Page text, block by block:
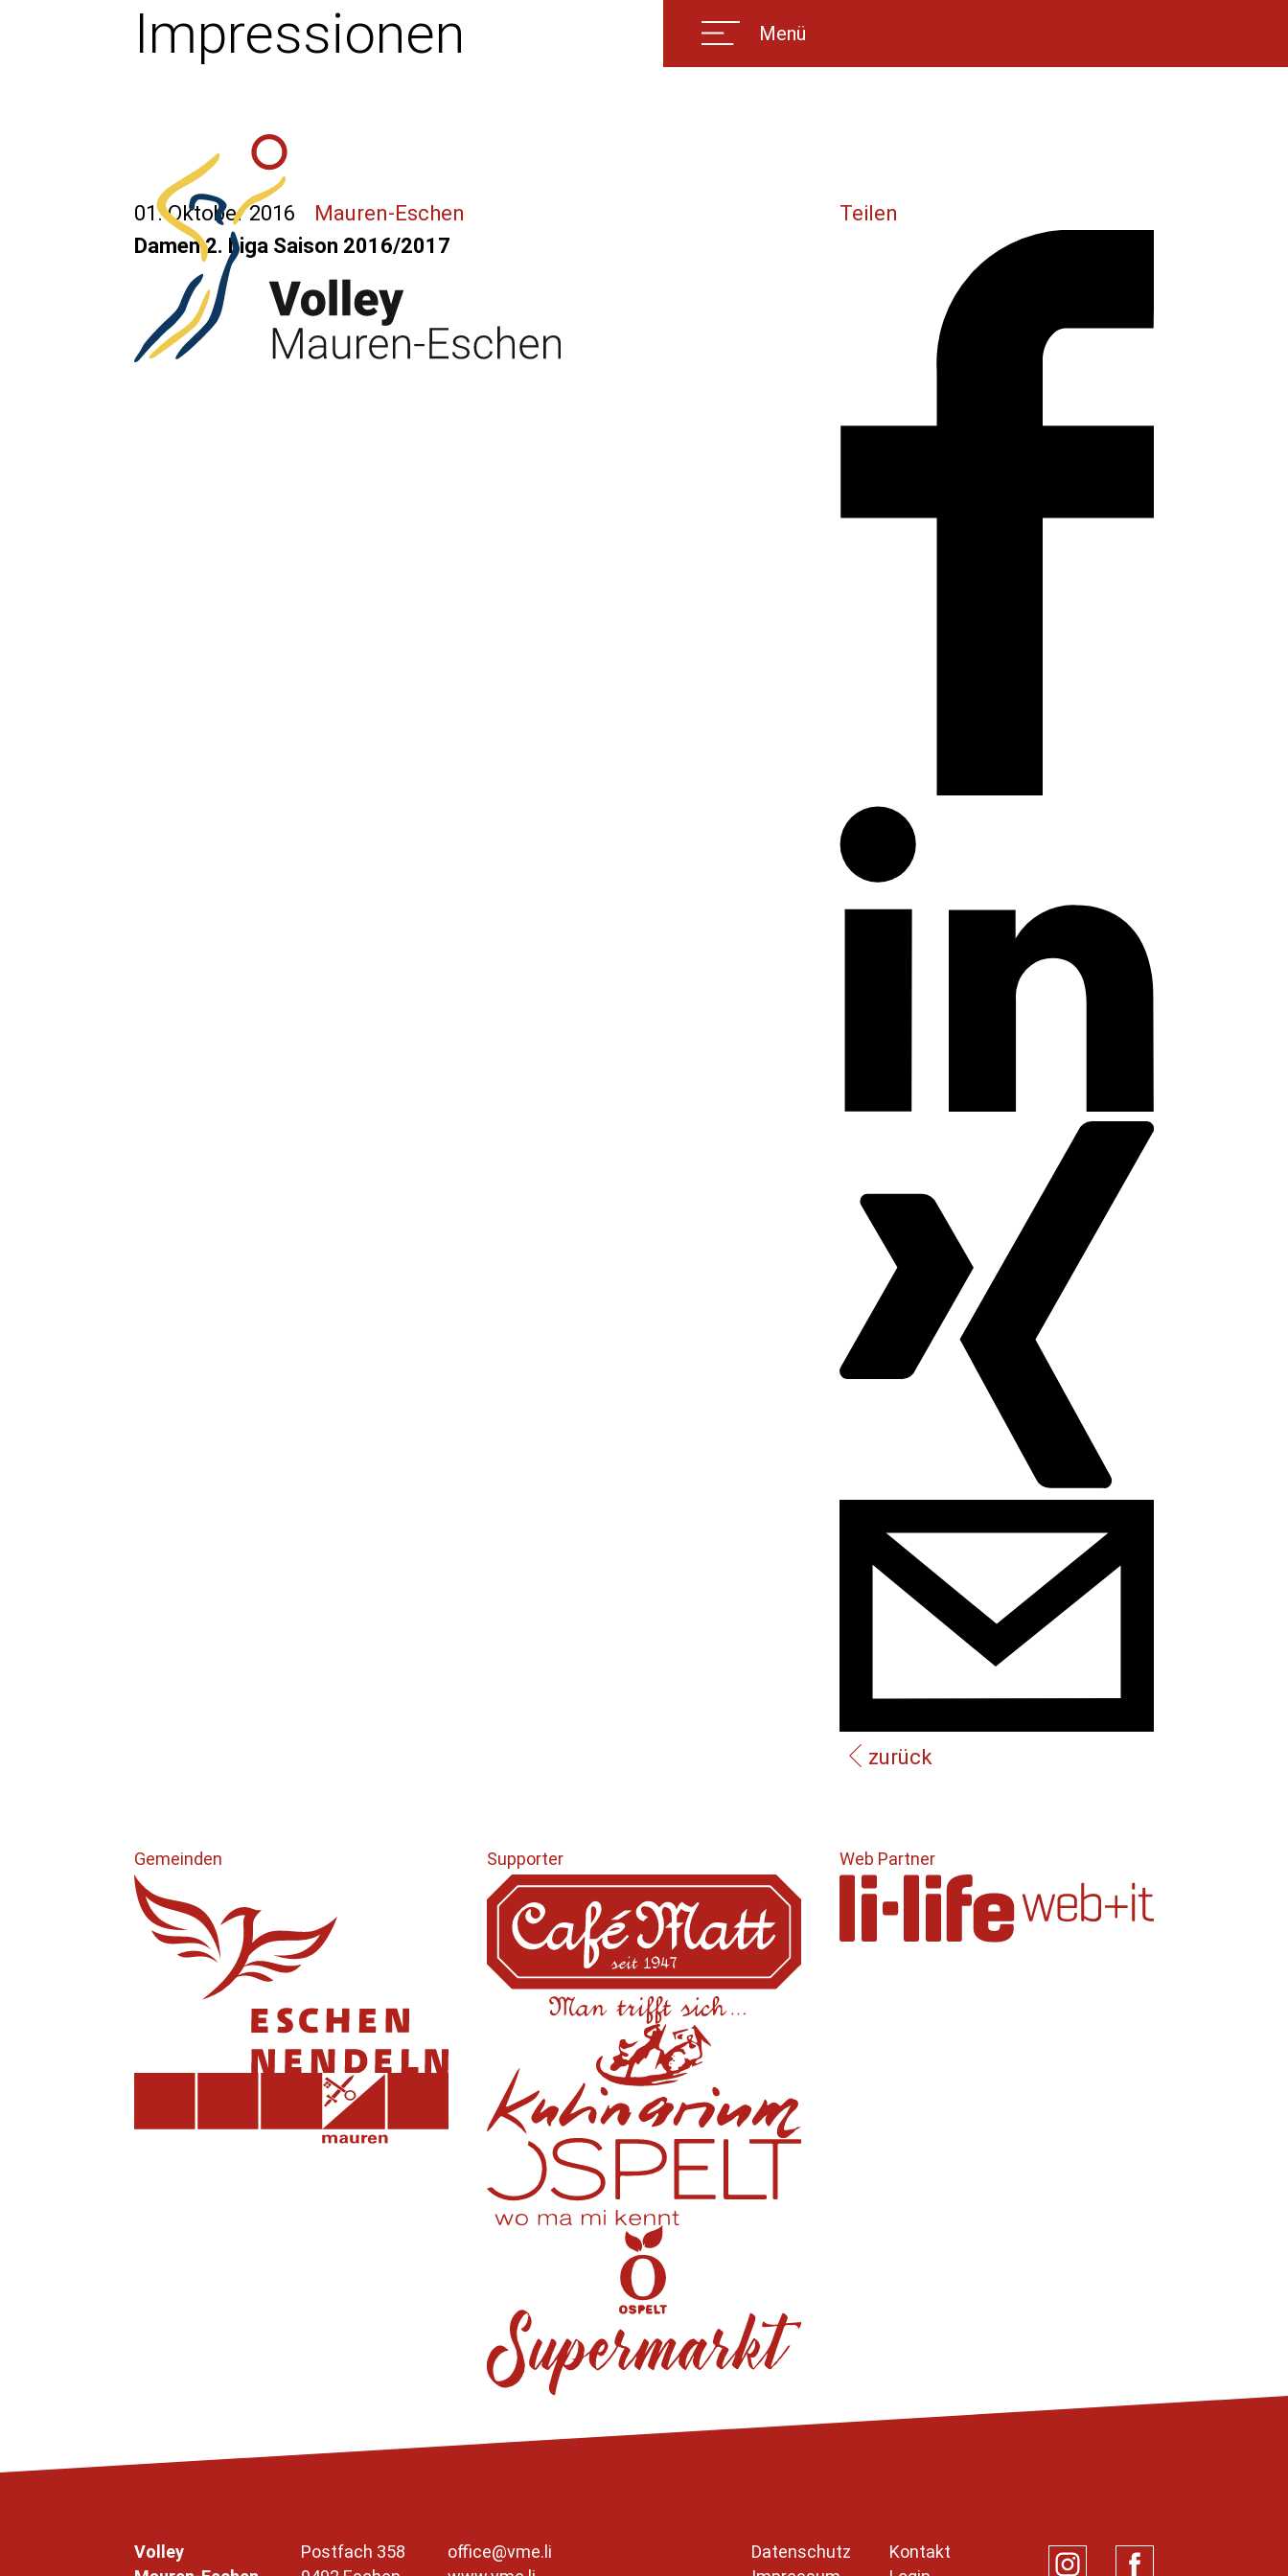
Menü
Impressionen
01. Oktober 2016 Mauren-Eschen
Damen 2. Liga Saison 2016/2017
Teilen
zurück
Gemeinden Supporter Web Partner
Volley
Postfach 358
office@vme.li
Datenschutz
Kontakt